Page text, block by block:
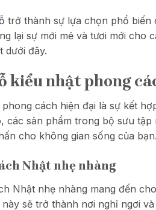
trở thành sự lựa chọn phổ biến
lại sự mới mẻ và tươi mới
dưới đây.
kiểu nhật phong
cách hiện đại là sự kết
các sản phẩm trong bộ sưu
cho không gian sống của bạn.
Nhật nhẹ nhàng
Nhật nhẹ nhàng mang đến
sẽ trở thành nơi nghỉ ngơi